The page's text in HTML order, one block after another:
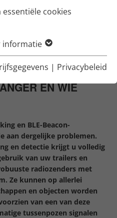
cookies
informatie
| Privacybeleid
EN WIE
en BLE-Beacon-
aan dergelijke problemen.
en detectie krijgt u volledig
van uw trailers en
radiozenders met
Ze kunnen op allerlei
en objecten worden
van een van deze
tussenpozen signalen